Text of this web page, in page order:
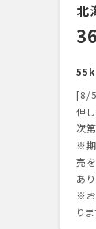
北
[8/
但
次
※期
売
あり
※お
りま